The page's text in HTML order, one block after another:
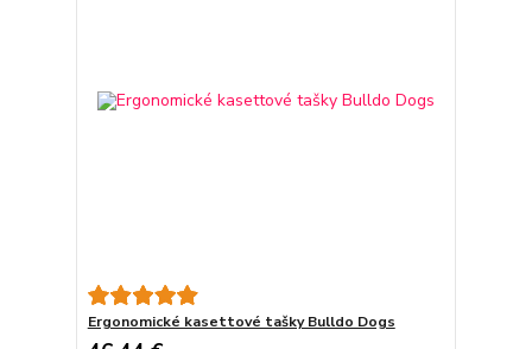
Ergonomické kasettové tašky Bulldo Dogs